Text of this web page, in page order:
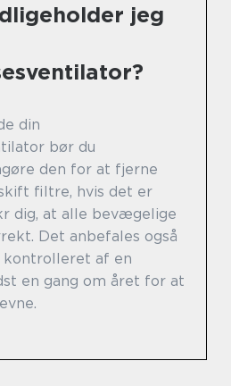
jeg
din
bør du
den for at fjerne
filtre, hvis det er
dig, at alle bevægelige
Det anbefales også
af en
en gang om året for at